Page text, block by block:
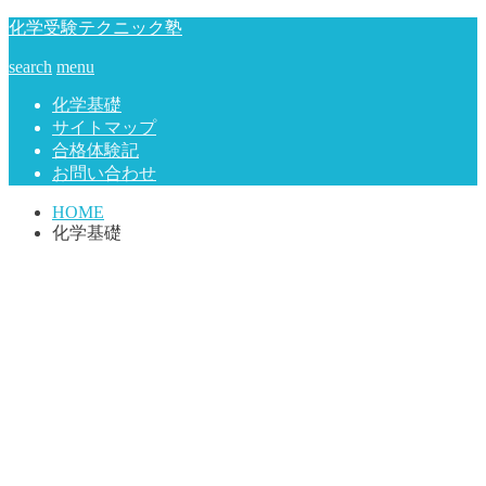
化学受験テクニック塾
search menu
化学基礎
サイトマップ
合格体験記
お問い合わせ
HOME
化学基礎